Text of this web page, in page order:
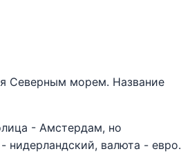
Северным морем. Название
- Амстердам, но
нидерландский, валюта - евро.